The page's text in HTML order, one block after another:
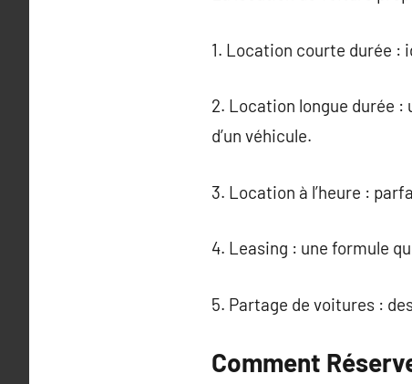
1. Location courte durée :
2. Location longue durée
d’un véhicule.
3. Location à l’heure :
4. Leasing : une formule
5. Partage de voitures :
Comment